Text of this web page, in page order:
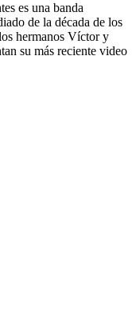
es una banda
de la década de los
hermanos Víctor y
su más reciente video